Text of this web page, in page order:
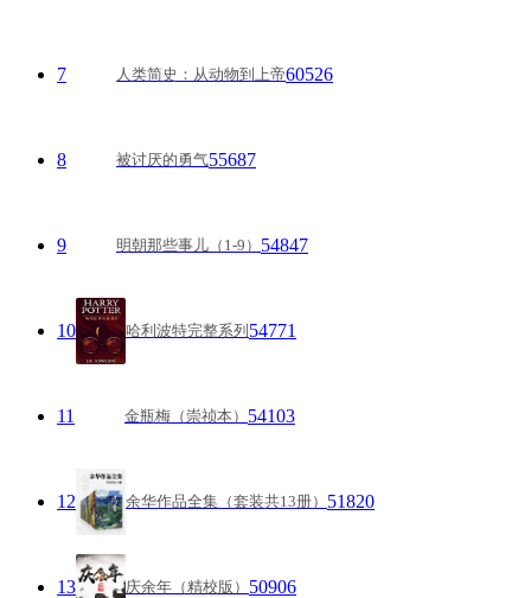
7 人类简史：从动物到上帝60526
8 被讨厌的勇气55687
9 明朝那些事儿（1-9） 54847
10 哈利波特完整系列 54771
11 金瓶梅（崇祯本） 54103
12 余华作品全集（套装共13册） 51820
13 庆余年（精校版） 50906